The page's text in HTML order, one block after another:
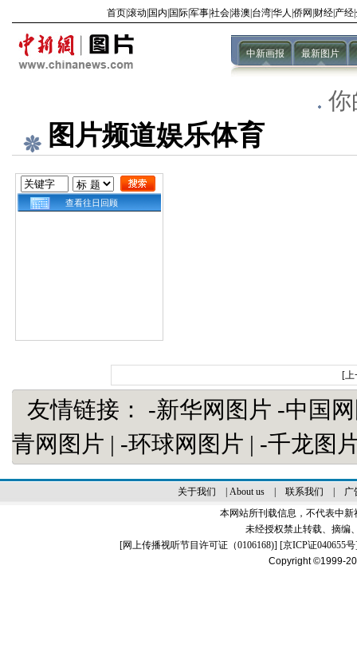
首页|滚动 国内 国际|军事|社会|港澳 台湾|华人 |侨网 财经 产经|
中新画报 最新图片
你
图片频道娱乐体育
查看往日回顾
[上
友情链接： -新华网图片 -中国
青网图片 | -环球网图片 | -千龙图
关于我们 |About us |联系我们
广
本网站所刊载信息，不代表中
未经授权禁止转载、摘编
[网上传播视听节目许可证（0106168)] [京ICP证040655号
Copyright ©1999-